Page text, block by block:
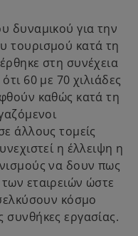
δυναμικού για την
τουρισμού κατά τη
στη συνέχεια
60 με 70 χιλιάδες
καθώς κατά τη
άλλους τομείς
η έλλειψη η
να δουν πως
εταιρειών ώστε
κόσμο
συνθήκες εργασίας.